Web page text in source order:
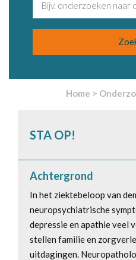
Home >
STA OP!
Achtergrond
In het ziektebeloop van
neuropsychiatrische
depressie en apathie veel
stellen familie en
uitdagingen.